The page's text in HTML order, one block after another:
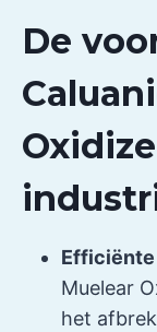
De
Muelear
het